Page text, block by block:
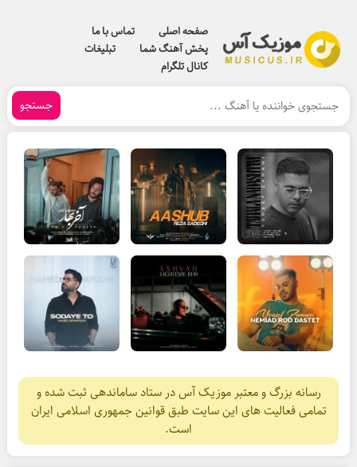
صفحه اصلی
تماس با ما
پخش آهنگ شما
تبلیغات
کانال تلگرام
جستجو
رسانه بزرگ و معتبر موزیک آس در ستاد ساماندهی ثبت شده و
تمامی فعالیت های این سایت طبق قوانین جمهوری اسلامی ایران
است.